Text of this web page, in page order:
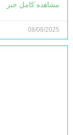
مشاهده کامل خبر
08/08/2025